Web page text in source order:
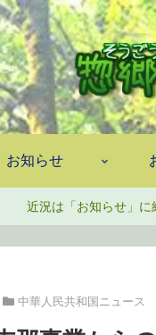
お知らせ
近況は「お知らせ」に
中華人民共和国ニュース